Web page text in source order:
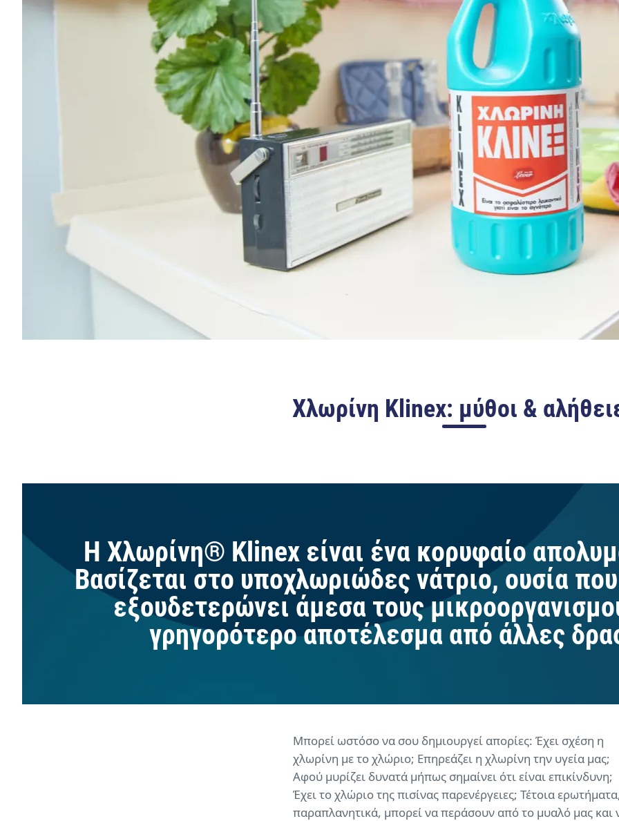
Χλωρίνη Klinex: μύθοι &
Η Χλωρίνη® Klinex είναι ένα κορυφαίο
Βασίζεται στο υποχλωριώδες νάτριο, ουσία
εξουδετερώνει άμεσα τους
γρηγορότερο αποτέλεσμα από άλλες
Μπορεί ωστόσο να σου δημιουργεί απορίες: Έχει σχέση η
χλωρίνη με το χλώριο; Επηρεάζει η χλωρίνη την υγεία μας;
Αφού μυρίζει δυνατά μήπως σημαίνει ότι είναι επικίνδυνη;
Έχει το χλώριο της πισίνας παρενέργειες; Τέτοια ερωτήματα,
παραπλανητικά, μπορεί να περάσουν από το μυαλό μας και